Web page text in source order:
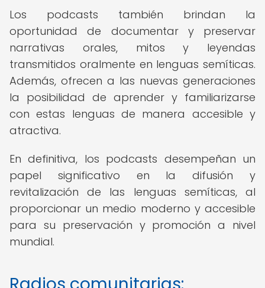
Los podcasts también brindan la
oportunidad de documentar y preservar
narrativas orales, mitos y leyendas
transmitidos oralmente en lenguas semíticas.
Además, ofrecen a las nuevas generaciones
la posibilidad de aprender y familiarizarse
con estas lenguas de manera accesible y
atractiva.
En definitiva, los podcasts desempeñan un
papel significativo en la difusión y
revitalización de las lenguas semíticas, al
proporcionar un medio moderno y accesible
para su preservación y promoción a nivel
mundial.